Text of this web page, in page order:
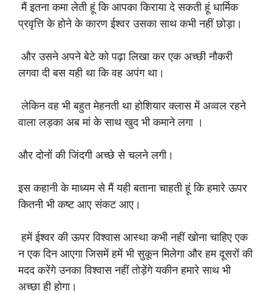
मैं इतना कमा लेती हूं कि आपका किराया दे सकती हूं धार्मिक
प्रवृत्ति के होने के कारण ईश्वर उसका साथ कभी नहीं छोड़ा।
और उसने अपने बेटे को पढ़ा लिखा कर एक अच्छी नौकरी
लगवा दी बस यही था कि वह अपंग था।
लेकिन वह भी बहुत मेहनती था होशियार क्लास में अव्वल रहने
वाला लड़का अब मां के साथ खुद भी कमाने लगा ।
और दोनों की जिंदगी अच्छे से चलने लगी।
इस कहानी के माध्यम से मैं यही बताना चाहती हूं कि हमारे ऊपर
कितनी भी कष्ट आए संकट आए।
हमें ईश्वर की ऊपर विश्वास आस्था कभी नहीं खोना चाहिए एक
न एक दिन आएगा जिसमें हमें भी सुकून मिलेगा और हम दूसरों की
मदद करेंगे उनका विश्वास नहीं तोड़ेंगे यकीन हमारे साथ भी
अच्छा ही होगा।